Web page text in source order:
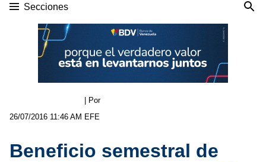
Secciones
26/07/2016 11:46 AM
| Por
EFE
Beneficio semestral de